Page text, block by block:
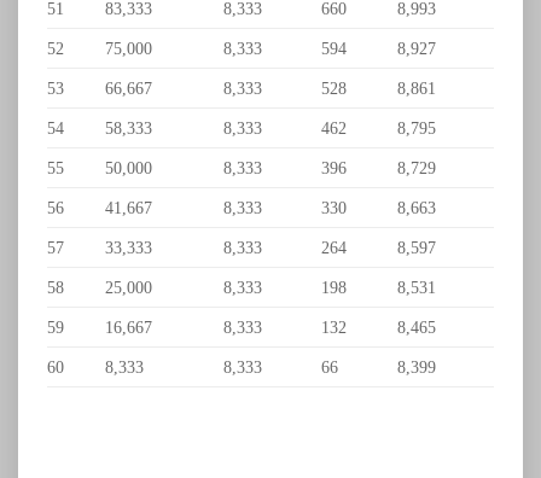
51 83,333 8,333 660 8,993
52 75,000 8,333 594 8,927
53 66,667 8,333 528 8,861
54 58,333 8,333 462 8,795
55 50,000 8,333 396 8,729
56 41,667 8,333 330 8,663
57 33,333 8,333 264 8,597
58 25,000 8,333 198 8,531
59 16,667 8,333 132 8,465
60 8,333 8,333 66 8,399